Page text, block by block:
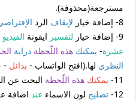
مسترجعة(محذوفة).
8- إضافة خيار
لإيقاف الرد
9- إضافة خيار
لتفسير ايقونة الفيديو
عشرة- يمكنك هذه اللّحظة دراية
النظري لها.(افتح الواتساب - بدائل -
11- يمكنك هذه اللّحظة البحث عن
12- تصليح لون الاسماء عند اضافة